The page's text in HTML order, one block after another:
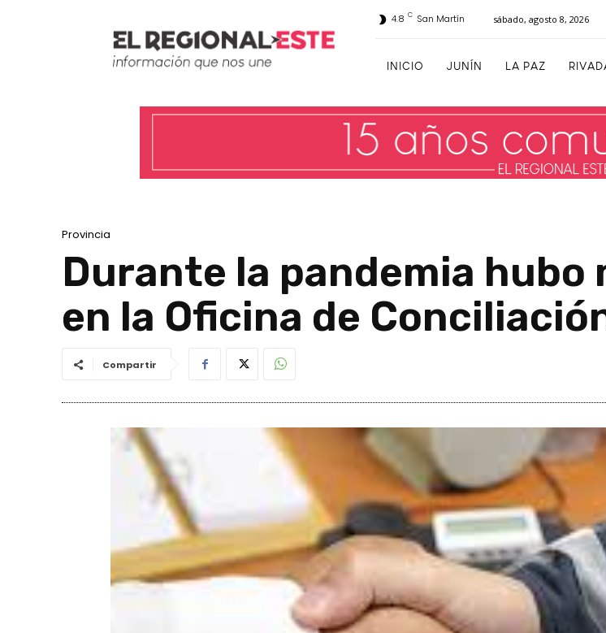
4.8 C San Martín sábado, agosto 8, 2026
INICIO JUNÍN LA PAZ
Provincia
Durante la pandemia hubo
en la Oficina de
Compartir